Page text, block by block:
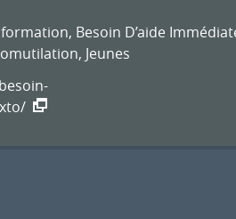
, Besoin D’aide
, Jeunes